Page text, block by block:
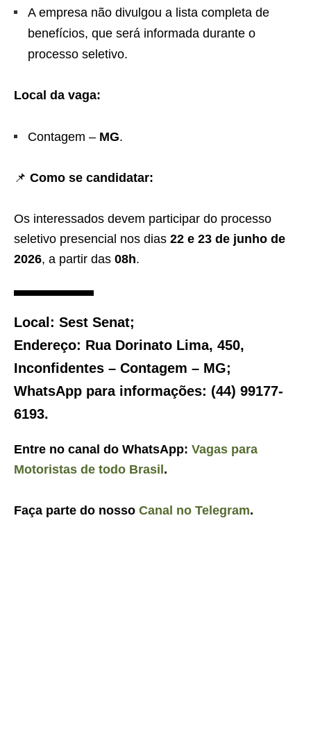
A empresa não divulgou a lista completa de
benefícios, que será informada durante o
processo seletivo.
Local da vaga:
Contagem – MG.
📌 Como se candidatar:
Os interessados devem participar do processo
seletivo presencial nos dias 22 e 23 de junho de
2026, a partir das 08h.
Local: Sest Senat;
Endereço: Rua Dorinato Lima, 450,
Inconfidentes – Contagem – MG;
WhatsApp para informações: (44) 99177-
6193.
Entre no canal do WhatsApp: Vagas para
Motoristas de todo Brasil .
Faça parte do nosso Canal no Telegram.